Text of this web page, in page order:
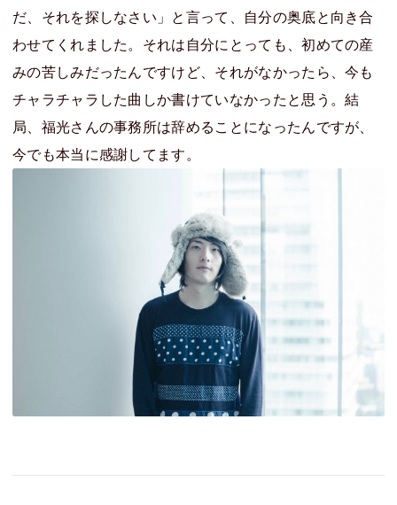
だ、それを探しなさい」と言って、自分の奥底と向き合
わせてくれました。それは自分にとっても、初めての産
みの苦しみだったんですけど、それがなかったら、今も
チャラチャラした曲しか書けていなかったと思う。結
局、福光さんの事務所は辞めることになったんですが、
今でも本当に感謝してます。